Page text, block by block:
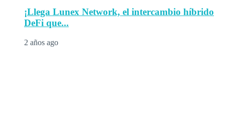
¡Llega Lunex Network, el intercambio híbrido
DeFi que...
2 años ago